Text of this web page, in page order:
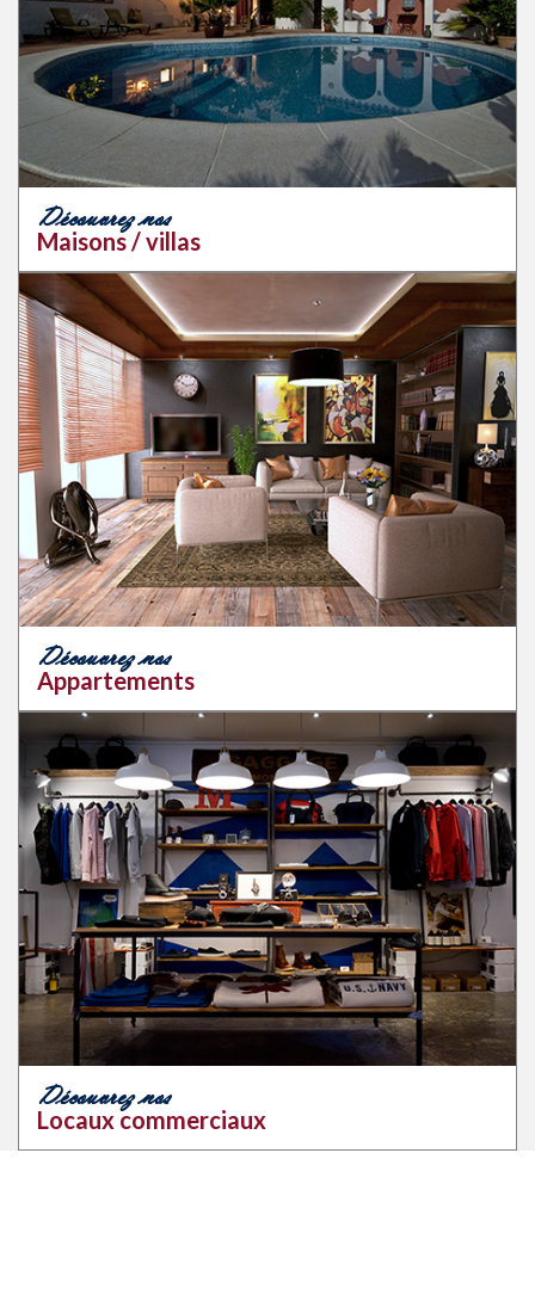
Découvrez nos
Maisons / villas
Découvrez nos
Appartements
Découvrez nos
Locaux commerciaux